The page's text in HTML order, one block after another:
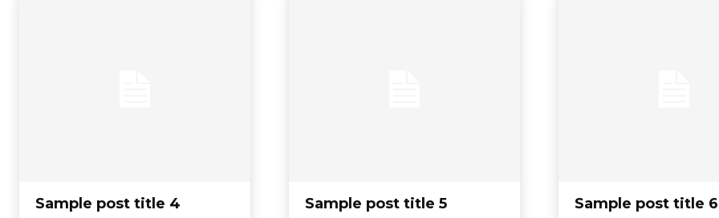
Sample post title 4 Sample post title 5 Sample post title 6